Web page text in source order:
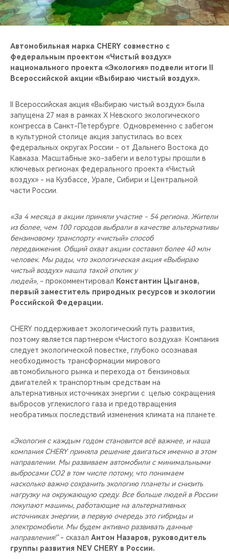
CHERY И СПОРТ
НАШИ МЕРОПРИЯТИЯ
ВИДЕООБЗОРЫ
CHERY ДЛЯ ДЕТЕЙ
Автомобильная марка CHERY совместно с
федеральным проектом «Чистый воздух»
национального проекта «Экология» подвели итоги II
Всероссийской акции «Выбираю чистый воздух».
II Всероссийская акция «Выбираю чистый воздух» была
запущена 27 мая в рамках Х Невского экологического
конгресса в Санкт-Петербурге. Одновременно с забегом
в культурной столице акция запустилась во всех
федеральных округах России - от Дальнего Востока до
Кавказа. Масштабные эко-забеги и велотуры прошли в
ключевых регионах федерального проекта «Чистый
воздух» - на Кузбассе, Урале, Сибири и Центральной
части России.
«За 4 месяца в акции приняли участие - 54 региона. Жители
из более, чем 100 городов выбрали в качестве альтернативы
бензиновому транспорту «чистый» способ
передвижения. Общий охват акции составил более 40 млн
человек. Мы рады, что экологическая акция «Выбираю
чистый воздух» нашла такой отклик у
людей», - прокомментировал Константин Цыганов,
первый заместитель природных ресурсов и экологии
Российской Федерации.
CHERY поддерживает экологический путь развития,
поэтому является партнером «Чистого воздуха». Компания
следует экологической повестке, глубоко осознавая
необходимость трансформации мирового
автомобильного рынка и перехода от бензиновых
двигателей к транспортным средствам на
альтернативных источниках энергии с целью сокращения
выбросов углекислого газа и предотвращения
необратимых последствий изменения климата на планете.
«Экология с каждым годом становится всё важнее, и наша
компания CHERY приняла решение двигаться именно в этом
направлении. Мы развиваем автомобили с минимальными
выбросами CO2 в том числе потому, что понимаем
насколько важно сохранить экологию планеты и снизить
нагрузку на окружающую среду. Все больше людей в России
покупают машины, работающие на альтернативных
источниках энергии, в первую очередь это гибриды и
электромобили. Мы будем активно развивать данные
направления!"- сказал Антон Назаров, руководитель
группы развития NEV CHERY в России.